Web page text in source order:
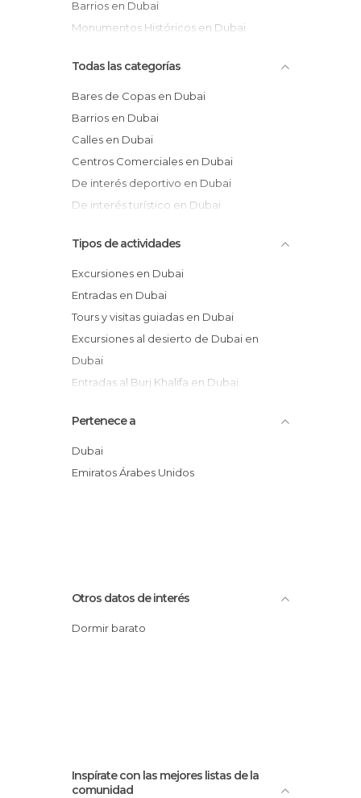
Barrios en Dubai
Monumentos Históricos en Dubai
Todas las categorías
Bares de Copas en Dubai
Barrios en Dubai
Calles en Dubai
Centros Comerciales en Dubai
De interés deportivo en Dubai
De interés turístico en Dubai
Monumentos Históricos en Dubai
Parques Acuáticos en Dubai
Playas en Dubai
Reservas Naturales en Dubai
Zoos en Dubai
Tipos de actividades
Excursiones en Dubai
Entradas en Dubai
Tours y visitas guiadas en Dubai
Excursiones al desierto de Dubai en
Dubai
Entradas al Burj Khalifa en Dubai
Pertenece a
Dubai
Emiratos Árabes Unidos
Otros datos de interés
Dormir barato
Inspírate con las mejores listas de la
comunidad